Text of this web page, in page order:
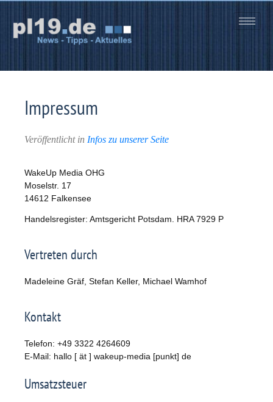
Zum
springen
Impressum
Veröffentlicht in Infos zu unserer Seite
WakeUp Media OHG
Moselstr. 17
14612 Falkensee
Handelsregister: Amtsgericht Potsdam. HRA 7929 P
Vertreten durch
Madeleine Gräf, Stefan Keller, Michael Wamhof
Kontakt
Telefon: +49 3322 4264609
E-Mail: hallo [ ät ] wakeup-media [punkt] de
Umsatzsteuer